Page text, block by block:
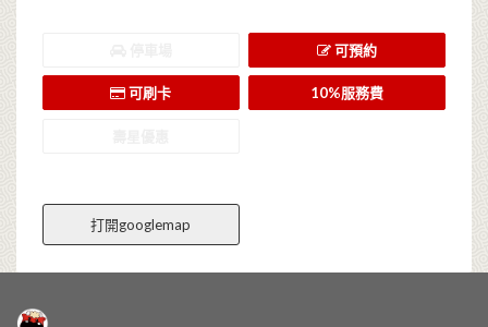
可預約
可刷卡 10%服務費
打開googlemap